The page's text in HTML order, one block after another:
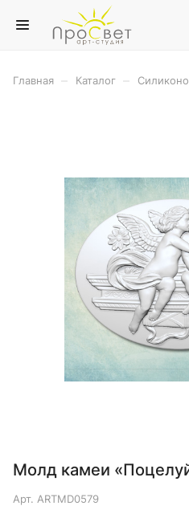
Главная Каталог
Молд камеи
Арт. ARTMD0579